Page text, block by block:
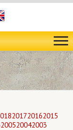
201720162015
200520042003